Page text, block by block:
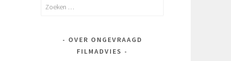
Zoeken
OVER ONGEVRAAGD
FILMADVIES